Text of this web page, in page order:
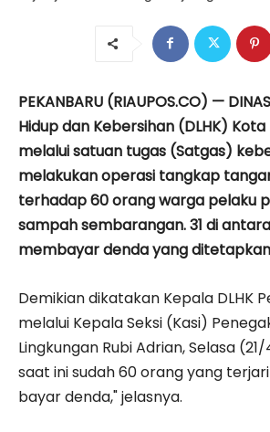
PEKANBARU (RIAUPOS.CO) —
Hidup dan Kebersihan (DLHK)
melalui satuan tugas (Satgas)
melakukan operasi tangkap
terhadap 60 orang warga pelaku
sampah sembarangan. 31 di
membayar denda yang
Demikian dikatakan Kepala DLHK
melalui Kepala Seksi (Kasi)
Lingkungan Rubi Adrian, Selasa
saat ini sudah 60 orang yang
bayar denda," jelasnya.